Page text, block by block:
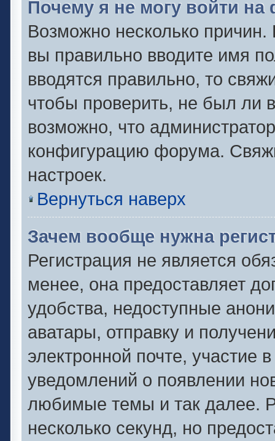
Почему я не могу войти
Возможно несколько
вы правильно вводите имя
вводятся правильно, то
чтобы проверить, не был ли
возможно, что
конфигурацию форума.
настроек.
Вернуться наверх
Зачем вообще нужна
Регистрация не является
менее, она предоставляет
удобства, недоступные
аватары, отправку и
электронной почте, участие
уведомлений о появлении
любимые темы и так далее.
несколько секунд, но